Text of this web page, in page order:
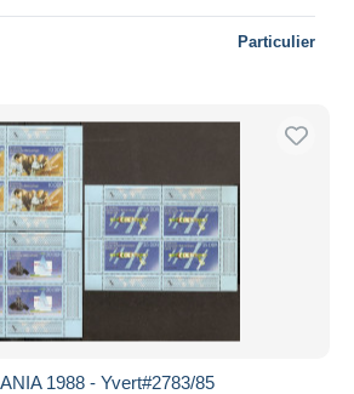
Particulier
1988 - Yvert#2783/85